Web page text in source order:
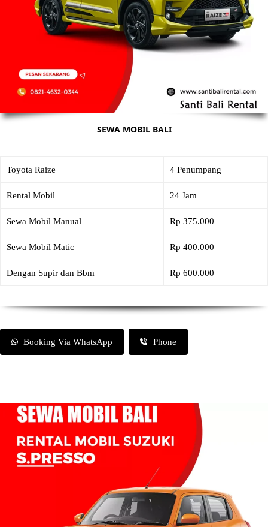
SEWA MOBIL BALI
Toyota Raize 4 Penumpang
Rental Mobil 24 Jam
Sewa Mobil Manual Rp 375.000
Sewa Mobil Matic Rp 400.000
Dengan Supir dan Bbm Rp 600.000
Booking Via WhatsApp Phone